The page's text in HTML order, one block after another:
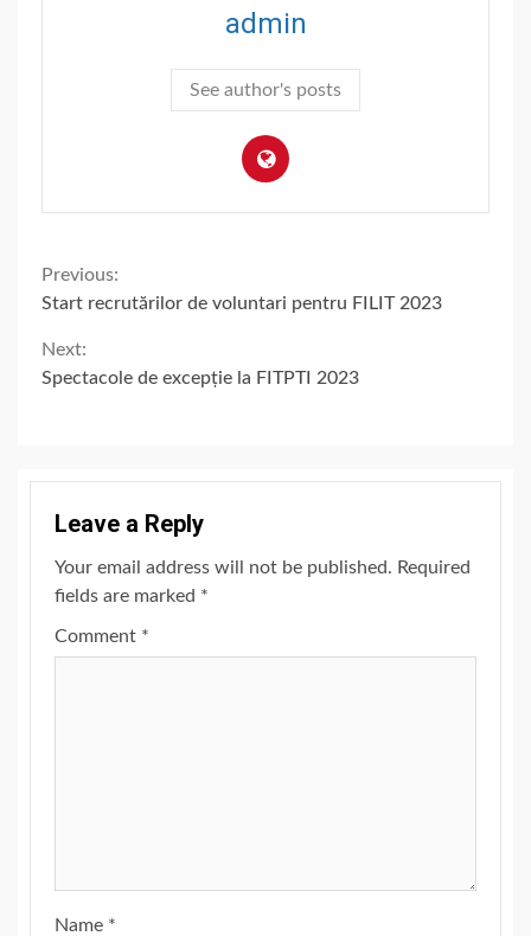
admin
See author's posts
Continue
Reading
Previous:
Start recrutărilor de voluntari pentru FILIT 2023
Next:
Spectacole de excepție la FITPTI 2023
Leave a Reply
Your email address will not be published. Required
fields are marked *
Comment *
Name *